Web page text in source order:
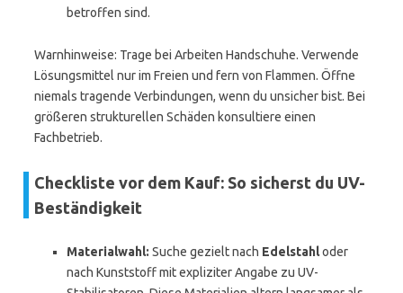
betroffen sind.
Warnhinweise: Trage bei Arbeiten Handschuhe. Verwende
Lösungsmittel nur im Freien und fern von Flammen. Öffne
niemals tragende Verbindungen, wenn du unsicher bist. Bei
größeren strukturellen Schäden konsultiere einen
Fachbetrieb.
Checkliste vor dem Kauf: So sicherst du UV-
Beständigkeit
Materialwahl: Suche gezielt nach Edelstahloder
nach Kunststoff mit expliziter Angabe zu UV-